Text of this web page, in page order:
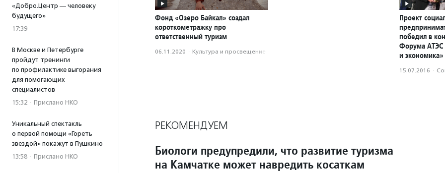
«Добро.Центр — человеку
будущего»
17:39
В Москве и Петербурге
пройдут тренинги
по профилактике выгорания
для помогающих
специалистов
15:32 · Прислано НКО
Уникальный спектакль
о первой помощи «Гореть
звездой» покажут в Пушкино
13:58 · Прислано НКО
Фонд «Озеро Байкал» создал
короткометражку про
ответственный туризм
06.11.2020 · Культура и просвещение
Проект
победил в
Форума
и экономика»
15.07.2016 ·
РЕКОМЕНДУЕМ
Биологи предупредили, что развитие туризма
на Камчатке может навредить косаткам